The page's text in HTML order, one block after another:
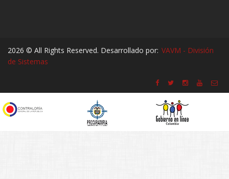
2026 © All Rights Reserved. Desarrollado por: VAVM - División
de Sistemas